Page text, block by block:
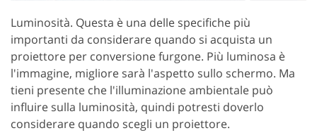
Luminosità. Questa è una delle specifiche più
importanti da considerare quando si acquista un
proiettore per conversione furgone. Più luminosa è
l'immagine, migliore sarà l'aspetto sullo schermo. Ma
tieni presente che l'illuminazione ambientale può
influire sulla luminosità, quindi potresti doverlo
considerare quando scegli un proiettore.